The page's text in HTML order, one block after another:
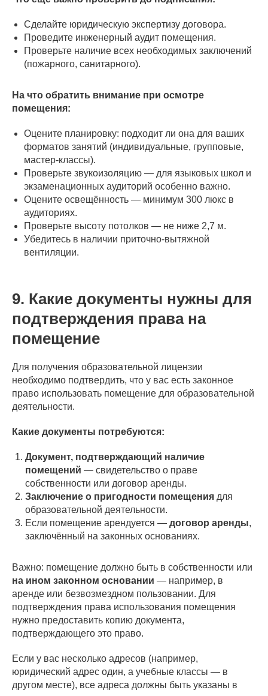
Сделайте юридическую экспертизу договора.
Проведите инженерный аудит помещения.
Проверьте наличие всех необходимых заключений
(пожарного, санитарного).
На что обратить внимание при осмотре
помещения:
Оцените планировку: подходит ли она для ваших
форматов занятий (индивидуальные, групповые,
мастер-классы).
Проверьте звукоизоляцию — для языковых школ и
экзаменационных аудиторий особенно важно.
Оцените освещённость — минимум 300 люкс в
аудиториях.
Проверьте высоту потолков — не ниже 2,7 м.
Убедитесь в наличии приточно-вытяжной
вентиляции.
9. Какие документы нужны для
подтверждения права на
помещение
Для получения образовательной лицензии
необходимо подтвердить, что у вас есть законное
право использовать помещение для образовательной
деятельности.
Какие документы потребуются:
Документ, подтверждающий наличие
помещений — свидетельство о праве
собственности или договор аренды.
Заключение о пригодности помещения для
образовательной деятельности.
Если помещение арендуется — договор аренды,
заключённый на законных основаниях.
Важно: помещение должно быть в собственности или
на ином законном основании — например, в
аренде или безвозмездном пользовании. Для
подтверждения права использования помещения
нужно предоставить копию документа,
подтверждающего это право.
Если у вас несколько адресов (например,
юридический адрес один, а учебные классы — в
другом месте), все адреса должны быть указаны в